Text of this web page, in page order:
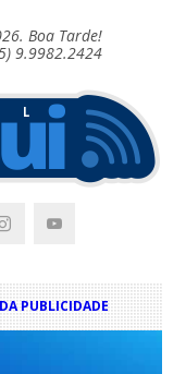
Boa Tarde!
9.9982.2424
PUBLICIDADE